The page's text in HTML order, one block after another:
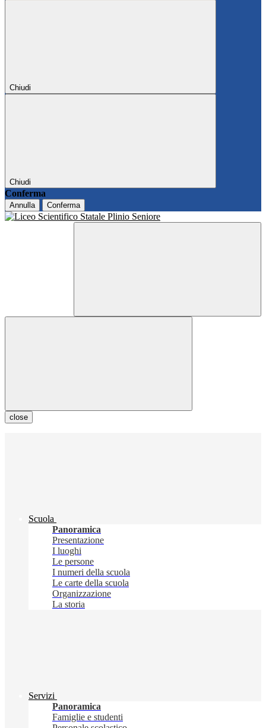
Chiudi
Chiudi
Conferma
Annulla Conferma
close
Scuola
Panoramica
Presentazione
I luoghi
Le persone
I numeri della scuola
Le carte della scuola
Organizzazione
La storia
Servizi
Panoramica
Famiglie e studenti